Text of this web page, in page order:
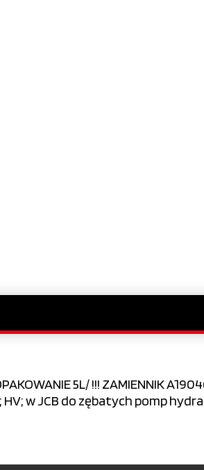
5L/ !!! ZAMIENNIK
HV; w JCB do zębatych pomp